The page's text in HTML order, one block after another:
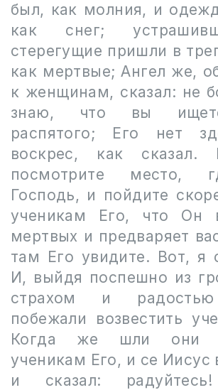
был, как молния, и
как снег;
стерегущие пришли в
как мертвые; Ангел же,
к женщинам, сказал: не
знаю, что вы
распятого; Его нет
воскрес, как сказал.
посмотрите место,
Господь, и пойдите
ученикам Его, что Он
мертвых и предваряет
там Его увидите. Вот, я
И, выйдя поспешно из
страхом и
побежали возвестить
Когда же шли они
ученикам Его, и се Иисус
и сказал: